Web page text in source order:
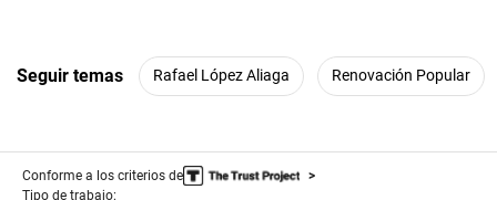
Seguir temas Rafael López Aliaga Renovación Popular
Conforme a los criterios de
Tipo de trabajo: